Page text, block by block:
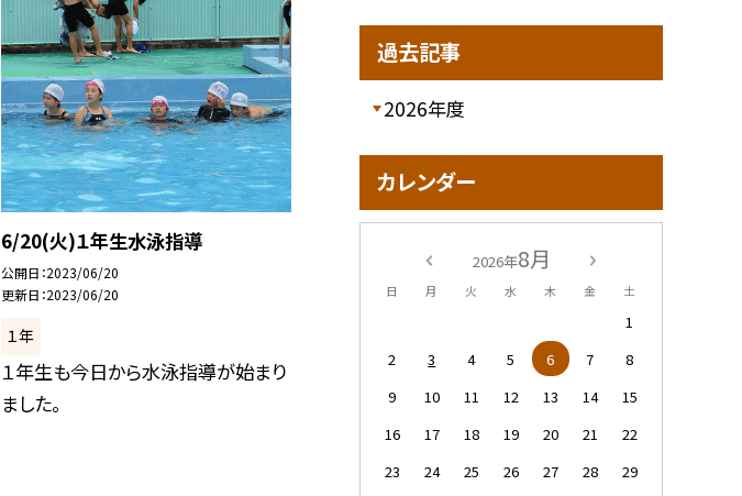
6/20(火)１年生水泳指導
公開日 2023/06/20
更新日 2023/06/20
１年
１年生も今日から水泳指導が始まり
ました。
過去記事
2026年度
カレンダー
2026年8月
日 月 火 水 木 金 土
1
2
3 4 5 6 7
8
9
10 11 12 13 14
15
16
17 18 19 20 21
22
23
24 25 26 27 28
29